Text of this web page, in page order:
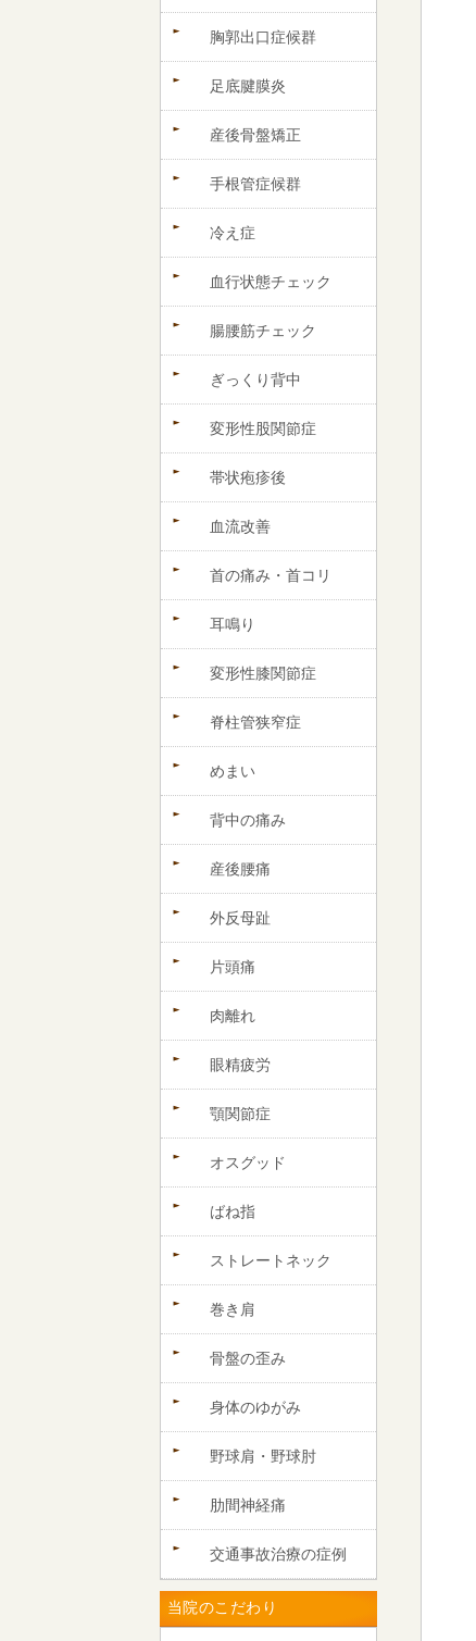
胸郭出口症候群
足底腱膜炎
産後骨盤矯正
手根管症候群
冷え症
血行状態チェック
腸腰筋チェック
ぎっくり背中
変形性股関節症
帯状疱疹後
血流改善
首の痛み・首コリ
耳鳴り
変形性膝関節症
脊柱管狭窄症
めまい
背中の痛み
産後腰痛
外反母趾
片頭痛
肉離れ
眼精疲労
顎関節症
オスグッド
ばね指
ストレートネック
巻き肩
骨盤の歪み
身体のゆがみ
野球肩・野球肘
肋間神経痛
交通事故治療の症例
当院のこだわり